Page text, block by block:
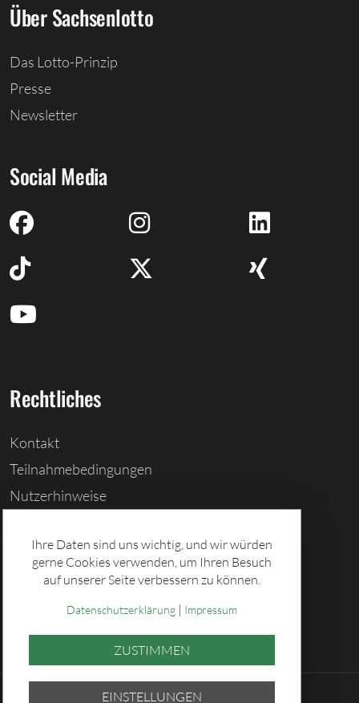
Über Sachsenlotto
Das Lotto-Prinzip
Presse
Newsletter
Social Media
Rechtliches
Kontakt
Teilnahmebedingungen
Nutzerhinweise
Cookies löschen
Datenschutz
Ihre Daten sind uns wichtig, und wir würden
gerne Cookies verwenden, um Ihren Besuch
auf unserer Seite verbessern zu können.
Datenschutzerklärung| Impressum
ZUSTIMMEN
EINSTELLUNGEN